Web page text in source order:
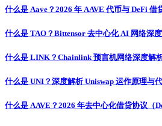
什么是 Aave？2026 年 AAVE 代币与 DeFi 借
什么是 TAO？Bittensor 去中心化 AI 网络深
什么是 LINK？Chainlink 预言机网络深度解
什么是 UNI？深度解析 Uniswap 运作原理与
什么是 AAVE？2026 年去中心化借贷协议（